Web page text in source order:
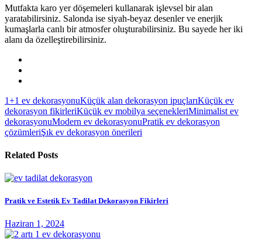
Mutfakta karo yer döşemeleri kullanarak işlevsel bir alan
yaratabilirsiniz. Salonda ise siyah-beyaz desenler ve enerjik
kumaşlarla canlı bir atmosfer oluşturabilirsiniz. Bu sayede her iki
alanı da özelleştirebilirsiniz.
1+1 ev dekorasyonuKüçük alan dekorasyon ipuçlarıKüçük ev
dekorasyon fikirleriKüçük ev mobilya seçenekleriMinimalist ev
dekorasyonuModern ev dekorasyonuPratik ev dekorasyon
çözümleriŞık ev dekorasyon önerileri
Related Posts
Pratik ve Estetik Ev Tadilat Dekorasyon Fikirleri
Haziran 1, 2024